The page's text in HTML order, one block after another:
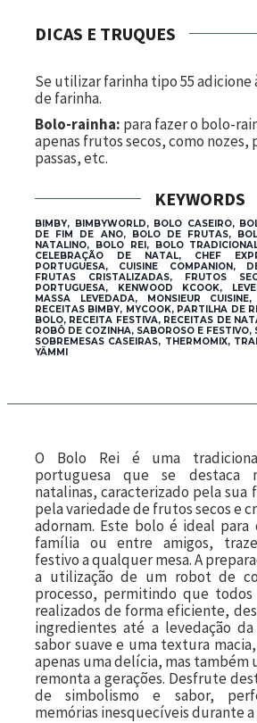
DICAS E TRUQUES
Se utilizar farinha tipo 55 adicione
de farinha.
Bolo-rainha: para fazer o bolo-
apenas frutos secos, como nozes,
passas, etc.
KEYWORDS
BIMBY, BIMBYWORLD, BOLO CASEIRO,
DE FIM DE ANO, BOLO DE FRUTAS,
NATALINO, BOLO REI, BOLO
CELEBRAÇÃO DE NATAL, CHEF
PORTUGUESA, CUISINE COMPANION,
FRUTAS CRISTALIZADAS, FRUTOS
PORTUGUESA, KENWOOD KCOOK,
MASSA LEVEDADA, MONSIEUR
RECEITAS BIMBY, MYCOOK, PARTILHA DE
BOLO, RECEITA FESTIVA, RECEITAS DE
ROBÔ DE COZINHA, SABOROSO E FESTIVO,
SOBREMESAS CASEIRAS, THERMOMIX,
YÄMMI
O Bolo Rei é uma
portuguesa que se destaca
natalinas, caracterizado pela sua
pela variedade de frutos secos e
adornam. Este bolo é ideal
família ou entre amigos,
festivo a qualquer mesa. A
a utilização de um robot de
processo, permitindo que todos
realizados de forma eficiente,
ingredientes até a levedação da
sabor suave e uma textura
apenas uma delícia, mas também
remonta a gerações. Desfrute
de simbolismo e sabor,
memórias inesquecíveis durante